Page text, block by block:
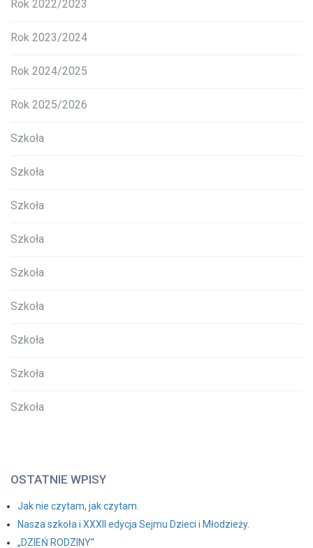
Rok 2022/2023
Rok 2023/2024
Rok 2024/2025
Rok 2025/2026
Szkoła
Szkoła
Szkoła
Szkoła
Szkoła
Szkoła
Szkoła
Szkoła
Szkoła
OSTATNIE WPISY
Jak nie czytam, jak czytam.
Nasza szkoła i XXXII edycja Sejmu Dzieci i Młodzieży.
„DZIEŃ RODZINY”